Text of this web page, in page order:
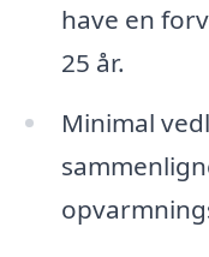
have en
25 år.
Minimal